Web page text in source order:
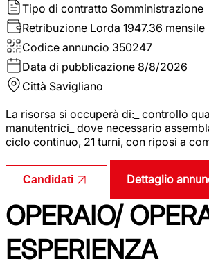
Tipo di contratto Somministrazione
Retribuzione Lorda 1947.36 mensile
Codice annuncio 350247
Data di pubblicazione 8/8/2026
Città Savigliano
La risorsa si occuperà di:_ controllo
manutentrici_ dove necessario
ciclo continuo, 21 turni, con riposi a
Candidati Dettaglio
OPERAIO/
ESPERIENZA